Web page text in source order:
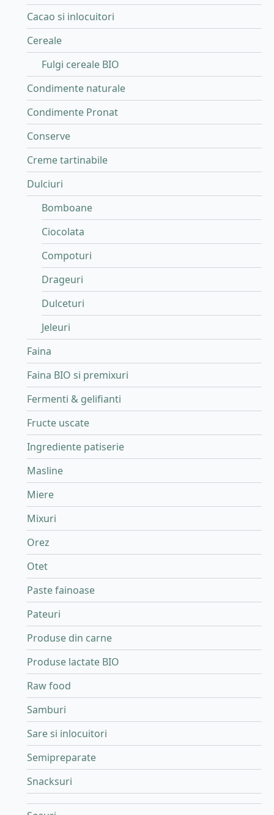
Cacao si inlocuitori
Cereale
Fulgi cereale BIO
Condimente naturale
Condimente Pronat
Conserve
Creme tartinabile
Dulciuri
Bomboane
Ciocolata
Compoturi
Drageuri
Dulceturi
Jeleuri
Faina
Faina BIO si premixuri
Fermenti & gelifianti
Fructe uscate
Ingrediente patiserie
Masline
Miere
Mixuri
Orez
Otet
Paste fainoase
Pateuri
Produse din carne
Produse lactate BIO
Raw food
Samburi
Sare si inlocuitori
Semipreparate
Snacksuri